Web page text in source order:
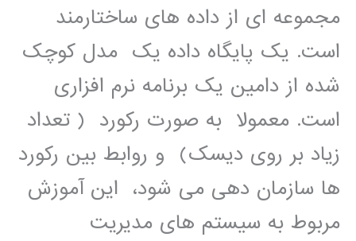
مجموعه ای از داده های ساختارمند
است. یک پایگاه داده یک مدل کوچک
شده از دامین یک برنامه نرم افزاری
است. معمولا به صورت رکورد ( تعداد
زیاد بر روی دیسک) و روابط بین رکورد
ها سازمان دهی می شود، این آموزش
مربوط به سیستم های مدیریت